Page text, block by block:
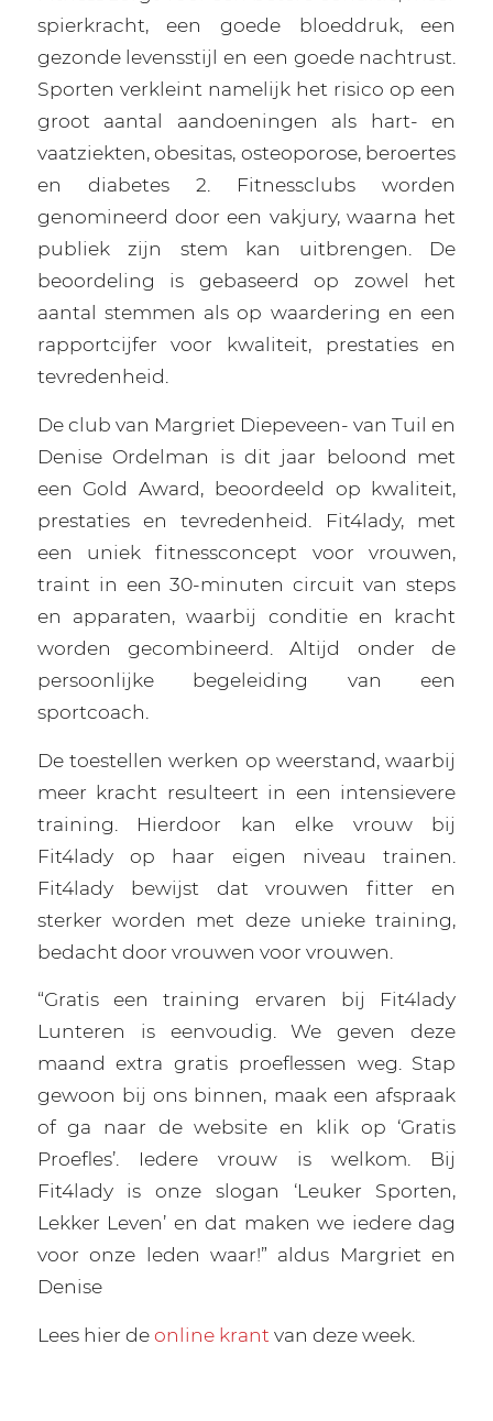
spierkracht, een goede bloeddruk, een
gezonde levensstijl en een goede nachtrust.
Sporten verkleint namelijk het risico op een
groot aantal aandoeningen als hart- en
vaatziekten, obesitas, osteoporose, beroertes
en diabetes 2. Fitnessclubs worden
genomineerd door een vakjury, waarna het
publiek zijn stem kan uitbrengen. De
beoordeling is gebaseerd op zowel het
aantal stemmen als op waardering en een
rapportcijfer voor kwaliteit, prestaties en
tevredenheid.
De club van Margriet Diepeveen- van Tuil en
Denise Ordelman is dit jaar beloond met
een Gold Award, beoordeeld op kwaliteit,
prestaties en tevredenheid. Fit4lady, met
een uniek fitnessconcept voor vrouwen,
traint in een 30-minuten circuit van steps
en apparaten, waarbij conditie en kracht
worden gecombineerd. Altijd onder de
persoonlijke begeleiding van een
sportcoach.
De toestellen werken op weerstand, waarbij
meer kracht resulteert in een intensievere
training. Hierdoor kan elke vrouw bij
Fit4lady op haar eigen niveau trainen.
Fit4lady bewijst dat vrouwen fitter en
sterker worden met deze unieke training,
bedacht door vrouwen voor vrouwen.
“Gratis een training ervaren bij Fit4lady
Lunteren is eenvoudig. We geven deze
maand extra gratis proeflessen weg. Stap
gewoon bij ons binnen, maak een afspraak
of ga naar de website en klik op ‘Gratis
Proefles’. Iedere vrouw is welkom. Bij
Fit4lady is onze slogan ‘Leuker Sporten,
Lekker Leven’ en dat maken we iedere dag
voor onze leden waar!” aldus Margriet en
Denise
Lees hier deonline krant van deze week.